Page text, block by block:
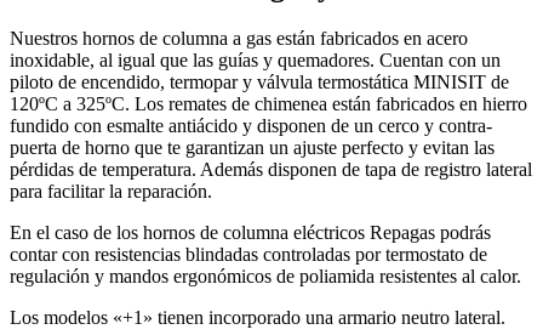
Nuestros hornos de columna a gas están fabricados en acero
inoxidable, al igual que las guías y quemadores. Cuentan con un
piloto de encendido, termopar y válvula termostática MINISIT de
120ºC a 325ºC. Los remates de chimenea están fabricados en hierro
fundido con esmalte antiácido y disponen de un cerco y contra-
puerta de horno que te garantizan un ajuste perfecto y evitan las
pérdidas de temperatura. Además disponen de tapa de registro lateral
para facilitar la reparación.
En el caso de los hornos de columna eléctricos Repagas podrás
contar con resistencias blindadas controladas por termostato de
regulación y mandos ergonómicos de poliamida resistentes al calor.
Los modelos «+1» tienen incorporado una armario neutro lateral.